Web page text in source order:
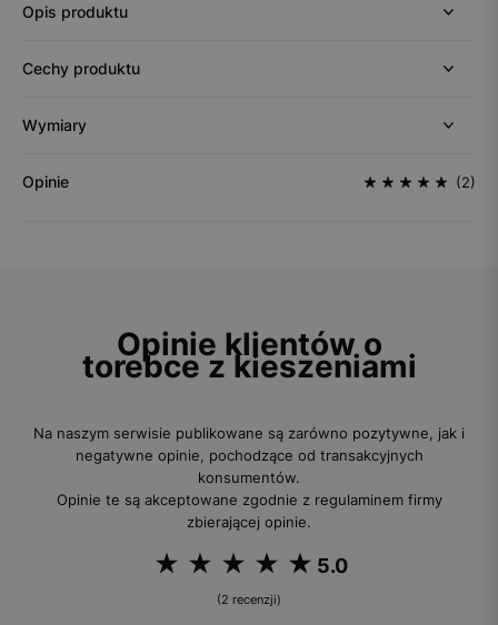
Opis produktu
Cechy produktu
Wymiary
Opinie (2)
Opinie klientów o
torebce z kieszeniami
Na naszym serwisie publikowane są zarówno pozytywne, jak i
negatywne opinie, pochodzące od transakcyjnych
konsumentów.
Opinie te są akceptowane zgodnie z regulaminem firmy
zbierającej opinie.
5.0
(2 recenzji)